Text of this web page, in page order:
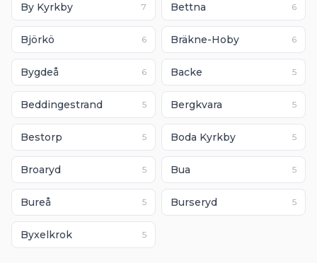
By Kyrkby 7 Bettna 6
Björkö 6 Bräkne-Hoby 6
Bygdeå 6 Backe 5
Beddingestrand 5 Bergkvara 5
Bestorp 5 Boda Kyrkby 5
Broaryd 5 Bua 5
Bureå 5 Burseryd 5
Byxelkrok 5